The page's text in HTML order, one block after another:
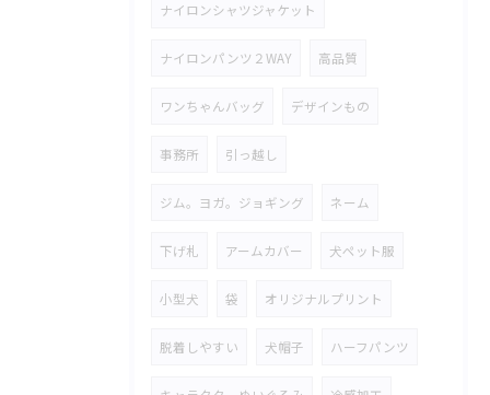
ナイロンシャツジャケット
ナイロンパンツ２WAY 高品質
ワンちゃんバッグ デザインもの
事務所 引っ越し
ジム。ヨガ。ジョギング ネーム
下げ札 アームカバー 犬ペット服
小型犬 袋 オリジナルプリント
脱着しやすい 犬帽子 ハーフパンツ